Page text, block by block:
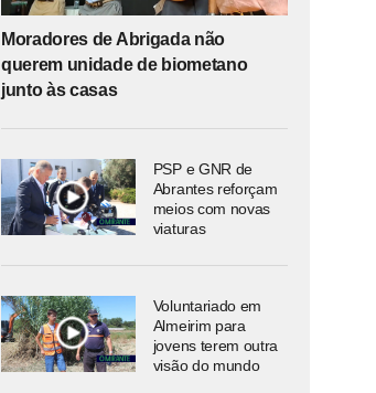
Moradores de Abrigada não
querem unidade de biometano
junto às casas
PSP e GNR de
Abrantes reforçam
meios com novas
viaturas
Voluntariado em
Almeirim para
jovens terem outra
visão do mundo